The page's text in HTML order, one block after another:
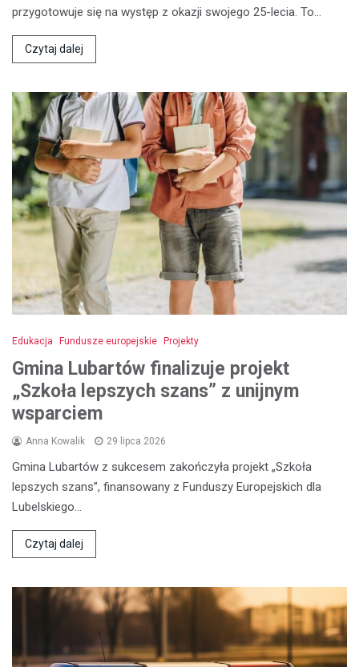
przygotowuje się na występ z okazji swojego 25-lecia. To…
Czytaj dalej
Edukacja Fundusze europejskie Projekty
Gmina Lubartów finalizuje projekt
„Szkoła lepszych szans” z unijnym
wsparciem
Anna Kowalik 29 lipca 2026
Gmina Lubartów z sukcesem zakończyła projekt „Szkoła
lepszych szans”, finansowany z Funduszy Europejskich dla
Lubelskiego…
Czytaj dalej